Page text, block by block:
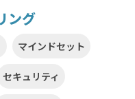
ング
マインドセット
セキュリティ